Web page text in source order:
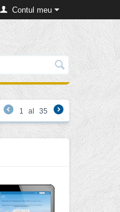
Contul meu
1 al 35